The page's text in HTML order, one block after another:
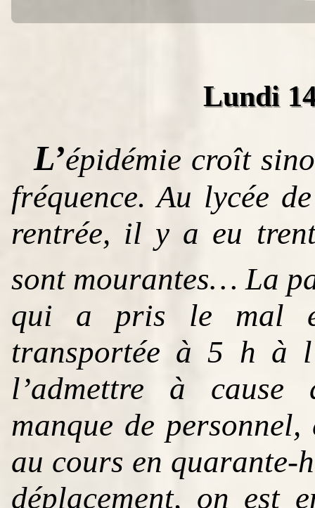
Lundi
L’épidémie croît
fréquence. Au lycée
rentrée, il y a eu
sont mourantes… La
qui a pris le mal
transportée à 5 h à
l’admettre à cause
manque de
au cours en quarante-
déplacement, on est